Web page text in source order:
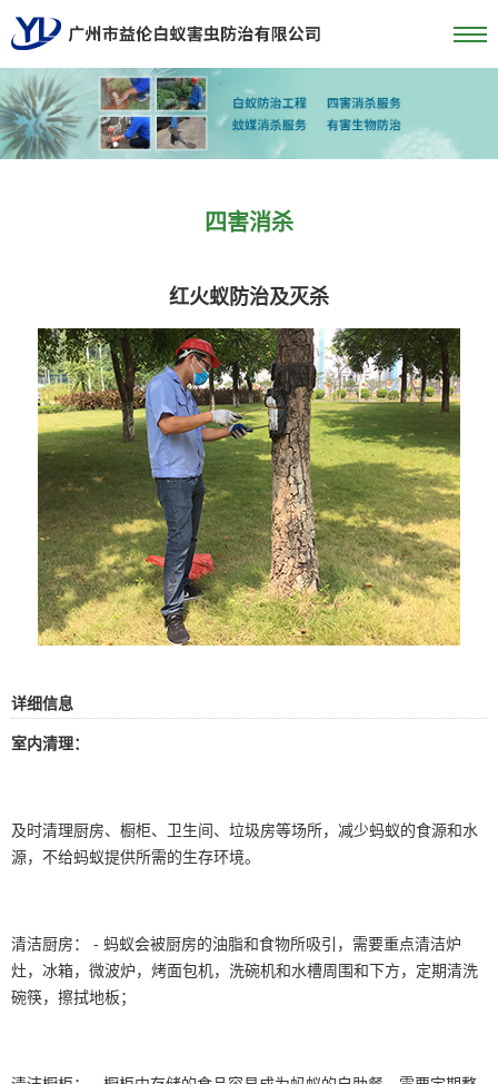
四害消杀
红火蚁防治及灭杀
详细信息
室内清理：
及时清理厨房、橱柜、卫生间、垃圾房等场所，减少蚂蚁的食源和水
源，不给蚂蚁提供所需的生存环境。
清洁厨房： - 蚂蚁会被厨房的油脂和食物所吸引，需要重点清洁炉
灶，冰箱，微波炉，烤面包机，洗碗机和水槽周围和下方，定期清洗
碗筷，擦拭地板；